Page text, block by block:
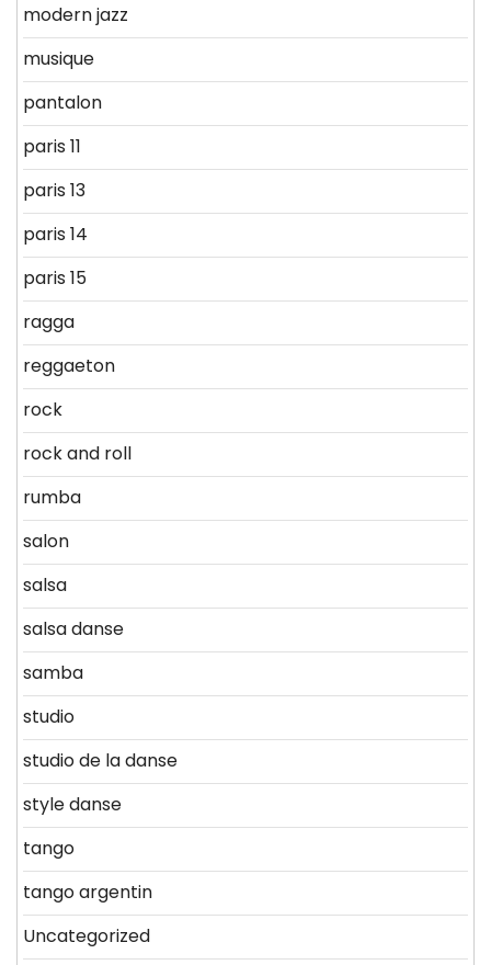
modern jazz
musique
pantalon
paris 11
paris 13
paris 14
paris 15
ragga
reggaeton
rock
rock and roll
rumba
salon
salsa
salsa danse
samba
studio
studio de la danse
style danse
tango
tango argentin
Uncategorized